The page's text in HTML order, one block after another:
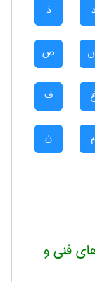
ذ
ص
ف
ن
فنی و